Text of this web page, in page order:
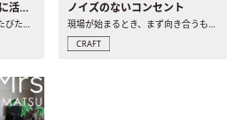
動かせない柱はおしゃれに活用！柱を魅せるリノベーション(リノベ)4選
間取り変更を検討する際に、たびたび皆さんの頭を悩ませる動か..
ノイズのないコンセント
現場が始まるとき、まず向き合うものの一つがコンセントです..
CRAFT